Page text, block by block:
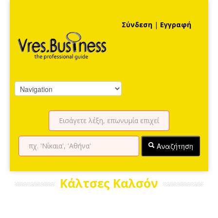
Σύνδεση | Εγγραφή
Αναζήτηση
Κάλτσες Καλσόν